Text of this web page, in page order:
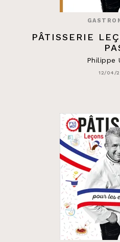
PÂTISSERIE
Philippe
12/04/